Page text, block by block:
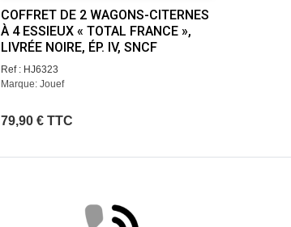
COFFRET DE 2 WAGONS-CITERNES
À 4 ESSIEUX « TOTAL FRANCE »,
LIVRÉE NOIRE, ÉP. IV, SNCF
Ref : HJ6323
Marque: Jouef
79,90 € TTC